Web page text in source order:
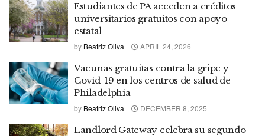
Estudiantes de PA acceden a créditos
universitarios gratuitos con apoyo
estatal
by Beatriz Oliva APRIL 24, 2026
Vacunas gratuitas contra la gripe y
Covid-19 en los centros de salud de
Philadelphia
by Beatriz Oliva DECEMBER 8, 2025
Landlord Gateway celebra su segundo